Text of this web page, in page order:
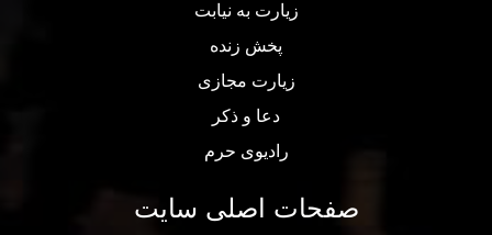
زیارت به نیابت
پخش زنده
زیارت مجازی
دعا و ذکر
رادیوی حرم
صفحات اصلی سایت